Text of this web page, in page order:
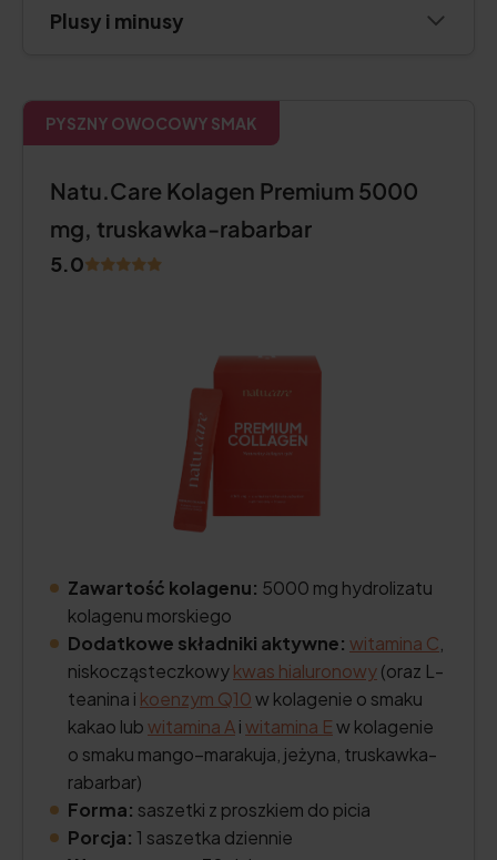
Plusy i minusy
PYSZNY OWOCOWY SMAK
Natu.Care Kolagen Premium 5000
mg, truskawka-rabarbar
5.0
Zawartość kolagenu: 5000 mg hydrolizatu
kolagenu morskiego
Dodatkowe składniki aktywne: witamina C
niskocząsteczkowykwas hialuronowy(oraz L-
teanina i koenzym Q10w kolagenie o smaku
kakao lubwitamina Aiwitamina Ew kolagenie
o smaku mango–marakuja, jeżyna, truskawka-
rabarbar)
Forma: saszetki z proszkiem do picia
Porcja: 1 saszetka dziennie